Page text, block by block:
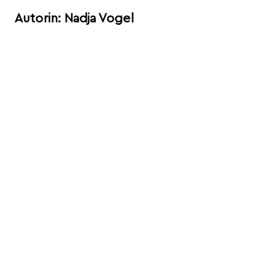
Autorin: Nadja Vogel